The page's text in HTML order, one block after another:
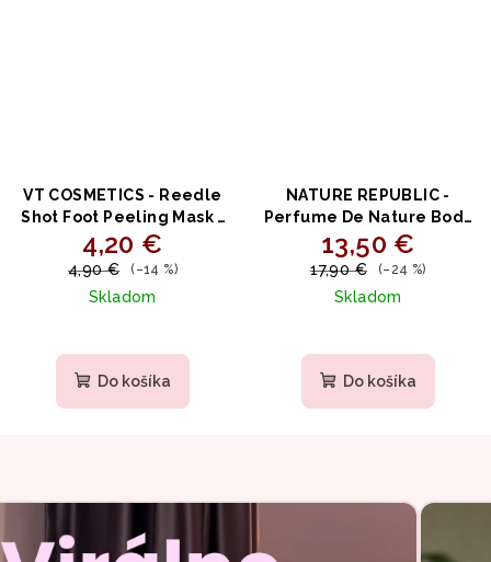
VT COSMETICS - Reedle
Shot Foot Peeling Mask -
Intenzívna peelignová
maska na nohy
4,20 €
4,90 € (–14 %)
Skladom
Do košíka
NATURE REPUBLIC -
Perfume De Nature Body
Lotion EVENING
LAVENDER - Upokojujúce
telové mlieko s
levanduľou a centellou
13,50 €
17,90 € (–24 %)
Skladom
Do košíka